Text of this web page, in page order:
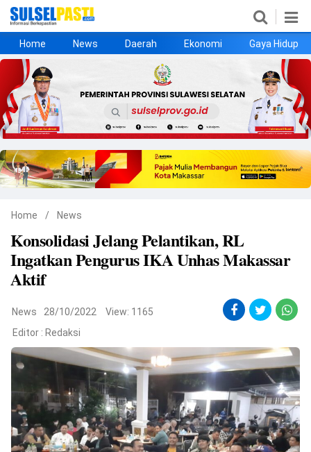
Home
News
Daerah
Ekonomi
Gaya Hidup
Kesehatan
Metro
Nasional
Hukrim
Olahraga
Politik
UMKM
Opini
©
Copyright
2026
Sulselpasti.com
.
Reserved
Home News Daerah Ekonomi Gaya Hidup
Home / News
Konsolidasi Jelang Pelantikan, RL
Ingatkan Pengurus IKA Unhas Makassar
Aktif
News 28/10/2022
View: 1165
Editor : Redaksi